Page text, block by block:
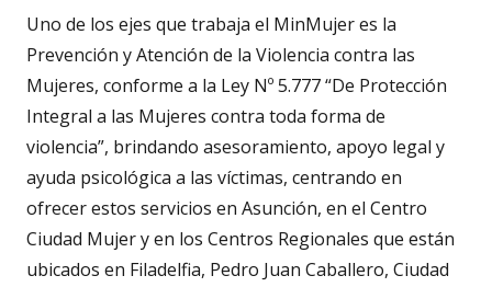
Uno de los ejes que trabaja el MinMujer es la
Prevención y Atención de la Violencia contra las
Mujeres, conforme a la Ley Nº 5.777 “De Protección
Integral a las Mujeres contra toda forma de
violencia”, brindando asesoramiento, apoyo legal y
ayuda psicológica a las víctimas, centrando en
ofrecer estos servicios en Asunción, en el Centro
Ciudad Mujer y en los Centros Regionales que están
ubicados en Filadelfia, Pedro Juan Caballero, Ciudad